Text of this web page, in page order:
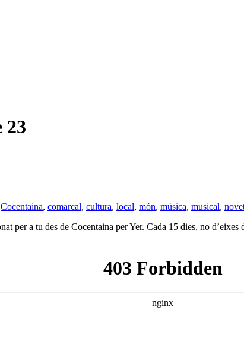
23
Cocentaina, comarcal, cultura, local, món, música, musical,
per a tu des de Cocentaina per Yer. Cada 15 dies, no